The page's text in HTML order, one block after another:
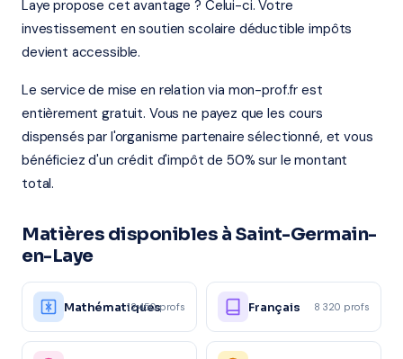
Laye propose cet avantage ? Celui-ci. Votre
investissement en soutien scolaire déductible impôts
devient accessible.
Le service de mise en relation via mon-prof.fr est
entièrement gratuit. Vous ne payez que les cours
dispensés par l'organisme partenaire sélectionné, et vous
bénéficiez d'un crédit d'impôt de 50% sur le montant
total.
Matières disponibles à Saint-Germain-
en-Laye
Mathématiques
12 450 profs Français 8 320 profs